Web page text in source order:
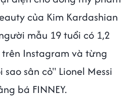
của Kim Kardashian
mẫu 19 tuổi có 1,2
Instagram và từng
sân cỏ" Lionel Messi
bá FINNEY.